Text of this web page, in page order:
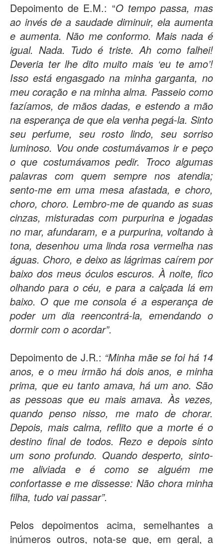
Depoimento de E.M.: “O tempo passa, mas
ao invés de a saudade diminuir, ela aumenta
e aumenta. Não me conformo. Mais nada é
igual. Nada. Tudo é triste. Ah como falhei!
Deveria ter lhe dito muito mais ‘eu te amo’!
Isso está engasgado na minha garganta, no
meu coração e na minha alma. Passeio como
fazíamos, de mãos dadas, e estendo a mão
na esperança de que ela venha pegá-la. Sinto
seu perfume, seu rosto lindo, seu sorriso
luminoso. Vou onde costumávamos ir e peço
o que costumávamos pedir. Troco algumas
palavras com quem sempre nos atendia;
sento-me em uma mesa afastada, e choro,
choro, choro. Lembro-me de quando as suas
cinzas, misturadas com purpurina e jogadas
no mar, afundaram, e a purpurina, voltando à
tona, desenhou uma linda rosa vermelha nas
águas. Choro, e deixo as lágrimas caírem por
baixo dos meus óculos escuros. À noite, fico
olhando para o céu, e para a calçada lá em
baixo. O que me consola é a esperança de
poder um dia reencontrá-la, emendando o
dormir com o acordar”.
Depoimento de J.R.: “Minha mãe se foi há 14
anos, e o meu irmão há dois anos, e minha
prima, que eu tanto amava, há um ano. São
as pessoas que eu mais amava. Às vezes,
quando penso nisso, me mato de chorar.
Depois, mais calma, reflito que a morte é o
destino final de todos. Rezo e depois sinto
um sono profundo. Quando desperto, sinto-
me aliviada e é como se alguém me
confortasse e me dissesse: Não chora minha
filha, tudo vai passar”.
Pelos depoimentos acima, semelhantes a
inúmeros outros, nota-se que, em geral, a